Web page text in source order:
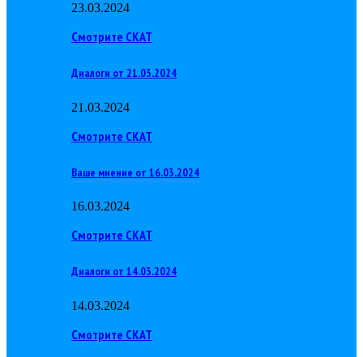
23.03.2024
Смотрите СКАТ
Диалоги от 21.03.2024
21.03.2024
Смотрите СКАТ
Ваше мнение от 16.03.2024
16.03.2024
Смотрите СКАТ
Диалоги от 14.03.2024
14.03.2024
Смотрите СКАТ